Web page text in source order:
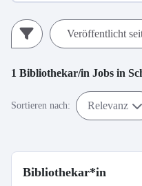
Veröffentlicht
1 Bibliothekar/in Jobs in
Sortieren nach: Relevanz
Bibliothekar*in